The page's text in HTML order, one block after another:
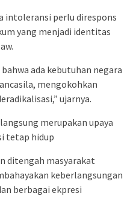
intoleransi perlu direspons
yang menjadi identitas
ada kebutuhan negara
mengokohkan
ujarnya.
merupakan upaya
tetap hidup
ditengah masyarakat
keberlangsungan
berbagai ekpresi